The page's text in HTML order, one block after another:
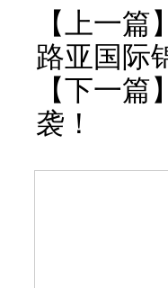
【上一篇
路亚国际
【下一篇
袭！